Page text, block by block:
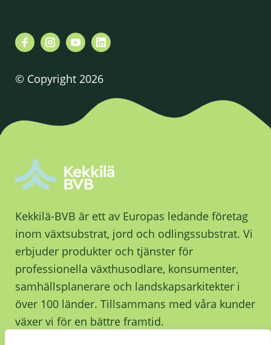
© Copyright 2026
Kekkilä-BVB är ett av Europas ledande företag
inom växtsubstrat, jord och odlingssubstrat. Vi
erbjuder produkter och tjänster för
professionella växthusodlare, konsumenter,
samhällsplanerare och landskapsarkitekter i
över 100 länder. Tillsammans med våra kunder
växer vi för en bättre framtid.